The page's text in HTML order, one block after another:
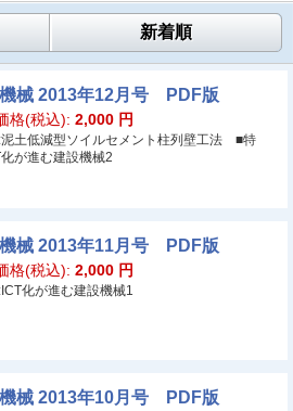
新着順
械 2013年12月号 PDF版
格(税込): 2,000 円
土低減型ソイルセメント柱列壁工法 ■特
が進む建設機械2
械 2013年11月号 PDF版
格(税込): 2,000 円
化が進む建設機械1
械 2013年10月号 PDF版